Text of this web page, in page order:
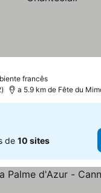
francêsVer preços
a 5.9 km de Fête du
de 10 sites